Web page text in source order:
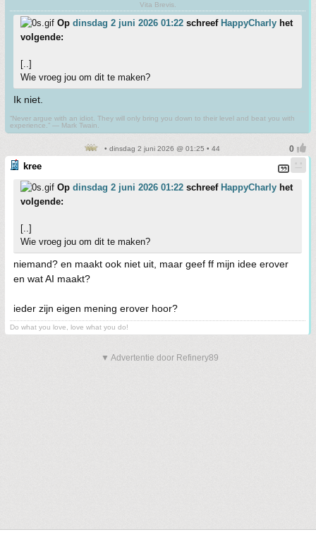
Vita Brevis.
Op dinsdag 2 juni 2026 01:22 schreef HappyCharly het
volgende:
[..]
Wie vroeg jou om dit te maken?
Ik niet.
“Never argue with an idiot. They will only bring you down to their level and beat you with
experience.” ― Mark Twain.
• dinsdag 2 juni 2026 @ 01:25 • 44
kree
Op dinsdag 2 juni 2026 01:22 schreef HappyCharly het
volgende:
[..]
Wie vroeg jou om dit te maken?
niemand? en maakt ook niet uit, maar geef ff mijn idee erover
en wat AI maakt?
ieder zijn eigen mening erover hoor?
Do what you love, love what you do!
▼ Advertentie door Refinery89